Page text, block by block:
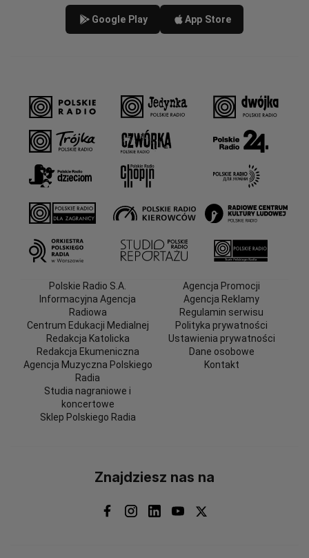
Google Play App Store
Polskie Radio S.A.
Informacyjna Agencja
Radiowa
Centrum Edukacji Medialnej
Redakcja Katolicka
Redakcja Ekumeniczna
Agencja Muzyczna Polskiego
Radia
Studia nagraniowe i
koncertowe
Sklep Polskiego Radia
Agencja Promocji
Agencja Reklamy
Regulamin serwisu
Polityka prywatności
Ustawienia prywatności
Dane osobowe
Kontakt
Znajdziesz nas na